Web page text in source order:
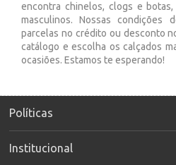
encontra chinelos, clogs e
masculinos. Nossas condições
parcelas no crédito ou desconto
catálogo e escolha os calçados
ocasiões. Estamos te esperando!
Políticas
Institucional